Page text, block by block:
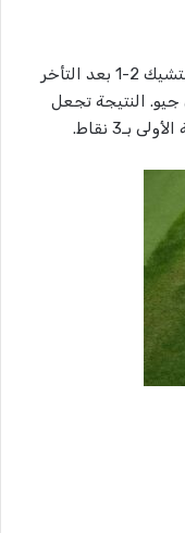
الجنوبية فوزًا مهمًا على التشيك 2-1 بعد التأخر
النتيجة تجعل
بـ3 نقاط.